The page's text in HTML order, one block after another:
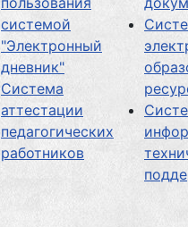
системой
"Электронный
дневник"
Система
аттестации
педагогических
работников